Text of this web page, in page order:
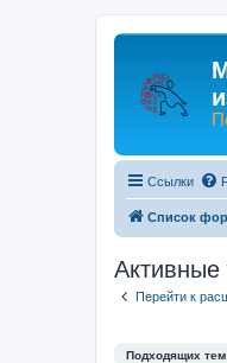
Ссылки
Список
Перейти к
Подходящих тем